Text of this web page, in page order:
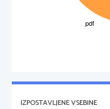
IZPOSTAVLJENE VSEBINE